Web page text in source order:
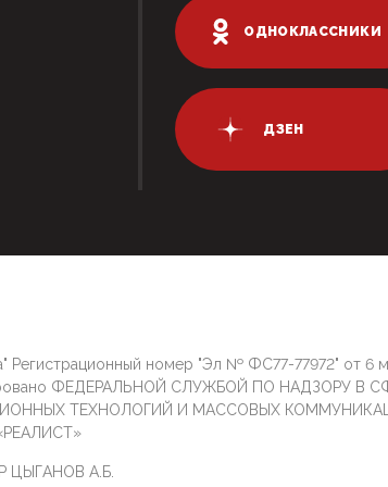
ОДНОКЛАССНИКИ
ДЗЕН
Регистрационный номер "Эл № ФС77-77972" от 6
ФЕДЕРАЛЬНОЙ СЛУЖБОЙ ПО НАДЗОРУ В
ТЕХНОЛОГИЙ И МАССОВЫХ
ЦЫГАНОВ А.Б.